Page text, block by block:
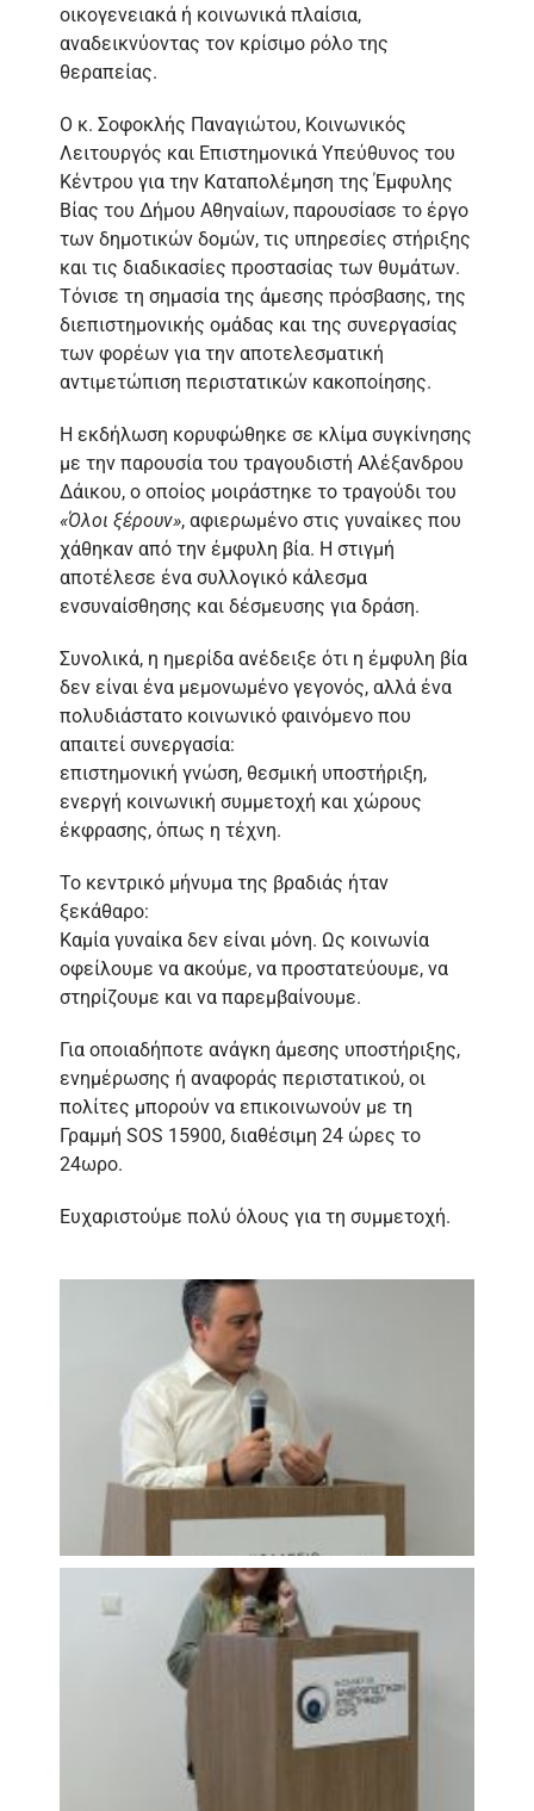
οικογενειακά ή κοινωνικά πλαίσια,
αναδεικνύοντας τον κρίσιμο ρόλο της
θεραπείας.
Ο κ. Σοφοκλής Παναγιώτου, Κοινωνικός
Λειτουργός και Επιστημονικά Υπεύθυνος του
Κέντρου για την Καταπολέμηση της Έμφυλης
Βίας του Δήμου Αθηναίων, παρουσίασε το έργο
των δημοτικών δομών, τις υπηρεσίες στήριξης
και τις διαδικασίες προστασίας των θυμάτων.
Τόνισε τη σημασία της άμεσης πρόσβασης, της
διεπιστημονικής ομάδας και της συνεργασίας
των φορέων για την αποτελεσματική
αντιμετώπιση περιστατικών κακοποίησης.
Η εκδήλωση κορυφώθηκε σε κλίμα συγκίνησης
με την παρουσία του τραγουδιστή Αλέξανδρου
Δάικου, ο οποίος μοιράστηκε το τραγούδι του
«Όλοι ξέρουν», αφιερωμένο στις γυναίκες που
χάθηκαν από την έμφυλη βία. Η στιγμή
αποτέλεσε ένα συλλογικό κάλεσμα
ενσυναίσθησης και δέσμευσης για δράση.
Συνολικά, η ημερίδα ανέδειξε ότι η έμφυλη βία
δεν είναι ένα μεμονωμένο γεγονός, αλλά ένα
πολυδιάστατο κοινωνικό φαινόμενο που
απαιτεί συνεργασία:
επιστημονική γνώση, θεσμική υποστήριξη,
ενεργή κοινωνική συμμετοχή και χώρους
έκφρασης, όπως η τέχνη.
Το κεντρικό μήνυμα της βραδιάς ήταν
ξεκάθαρο:
Καμία γυναίκα δεν είναι μόνη. Ως κοινωνία
οφείλουμε να ακούμε, να προστατεύουμε, να
στηρίζουμε και να παρεμβαίνουμε.
Για οποιαδήποτε ανάγκη άμεσης υποστήριξης,
ενημέρωσης ή αναφοράς περιστατικού, οι
πολίτες μπορούν να επικοινωνούν με τη
Γραμμή SOS 15900, διαθέσιμη 24 ώρες το
24ωρο.
Ευχαριστούμε πολύ όλους για τη συμμετοχή.